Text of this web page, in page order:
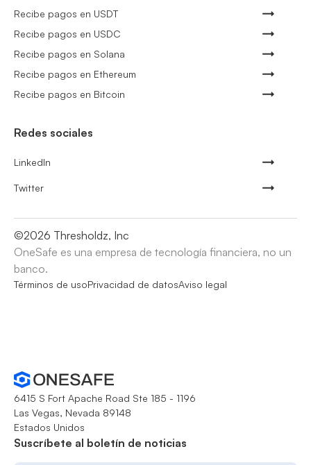
Recibe pagos en USDT
Recibe pagos en USDC
Recibe pagos en Solana
Recibe pagos en Ethereum
Recibe pagos en Bitcoin
Redes sociales
LinkedIn
Twitter
©2026 Thresholdz, Inc
OneSafe es una empresa de tecnología financiera, no un
banco.
Términos de usoPrivacidad de datosAviso legal
6415 S Fort Apache Road Ste 185 - 1196
Las Vegas, Nevada 89148
Estados Unidos
Suscríbete al boletín de noticias